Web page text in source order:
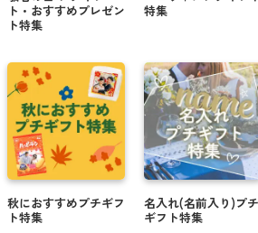
ト・おすすめプレゼン
ト特集
秋におすすめプチギフ
ト特集
特集
名入れ(名前入り)プチ
ギフト特集